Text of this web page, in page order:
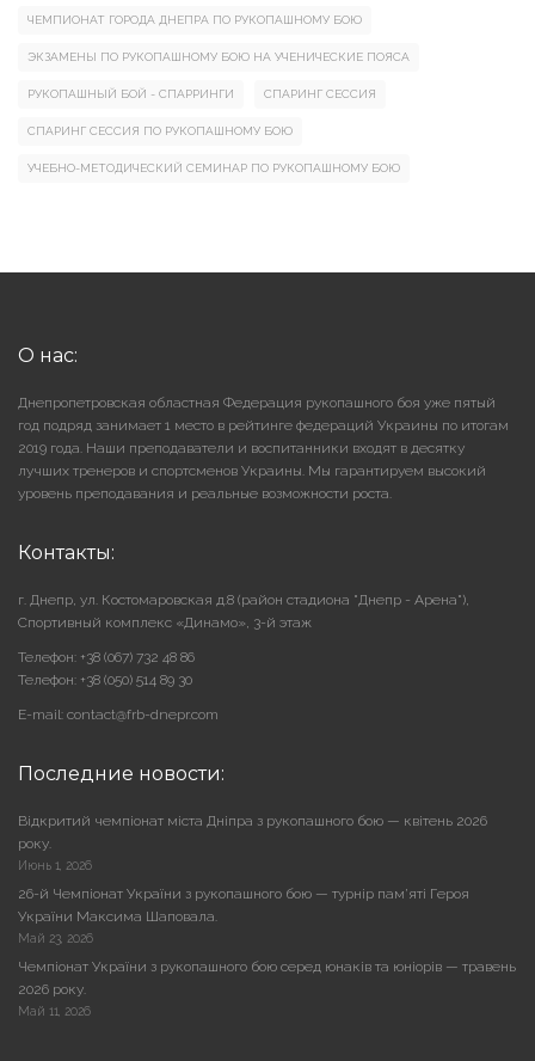
ЧЕМПИОНАТ ГОРОДА ДНЕПРА ПО РУКОПАШНОМУ БОЮ
ЭКЗАМЕНЫ ПО РУКОПАШНОМУ БОЮ НА УЧЕНИЧЕСКИЕ ПОЯСА
РУКОПАШНЫЙ БОЙ - СПАРРИНГИ СПАРИНГ СЕССИЯ
СПАРИНГ СЕССИЯ ПО РУКОПАШНОМУ БОЮ
УЧЕБНО-МЕТОДИЧЕСКИЙ СЕМИНАР ПО РУКОПАШНОМУ БОЮ
О нас:
Днепропетровская областная Федерация рукопашного боя уже пятый
год подряд занимает 1 место в рейтинге федераций Украины по итогам
2019 года. Наши преподаватели и воспитанники входят в десятку
лучших тренеров и спортсменов Украины. Мы гарантируем высокий
уровень преподавания и реальные возможности роста.
Контакты:
г. Днепр, ул. Костомаровская д.8 (район стадиона "Днепр - Арена"),
Cпортивный комплекс «Динамо», 3-й этаж
Телефон: +38 (067) 732 48 86
Телефон: +38 (050) 514 89 30
E-mail: contact@frb-dnepr.com
Последние новости:
Відкритий чемпіонат міста Дніпра з рукопашного бою — квітень 2026
року.
Июнь 1, 2026
26-й Чемпіонат України з рукопашного бою — турнір пам’яті Героя
України Максима Шаповала.
Май 23, 2026
Чемпіонат України з рукопашного бою серед юнаків та юніорів — травень
2026 року.
Май 11, 2026